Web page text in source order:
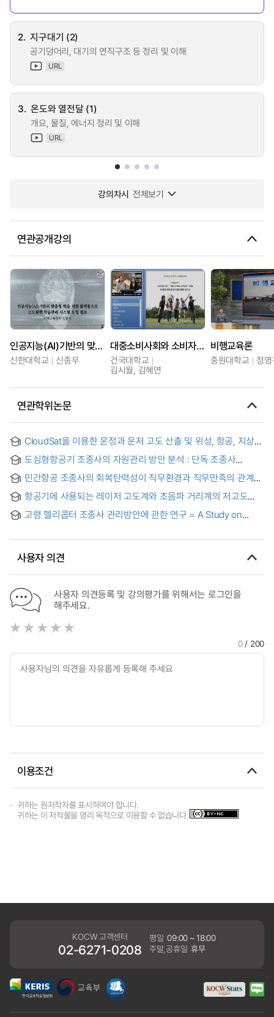
2. 지구대기 (2)
공기덩어리, 대기의 연직구조 등 정리 및 이해
URL
3. 온도와 열전달 (1)
개요, 물질, 에너지 정리 및 이해
URL
강의차시 전체보기
연관공개강의
인공지능(AI)기반의 맞춤형 학습 지원 플랫폼으로 고도화된 학습관리 시스템 도입 필요
신한대학교 신종우
대중소비사회와 소비자교육
건국대학교
김시월, 김혜연
비행교육론
중원대학교 정
연관학위논문
CloudSat을 이용한 운정과 운저 고도 산출 및 위성, 항공, 지상
도심형항공기 조종사의 자원관리 방안 분석 : 단독 조종사
Management Strategies for Urban Air Mobility Pilots :
Focusing on Single-Pilot Resource Management
Components
민간항공 조종사의 회복탄력성이 직무환경과 직무만족의 관계에
on the Relationship between Job Environment and Job
Satisfaction
항공기에 사용되는 레이저 고도계와 초음파 거리계의 저고도
Measurement Algorithm using a Laser Altimeter and an
고령 헬리콥터 조종사 관리방안에 관한 연구 = A Study on
사용자 의견
사용자 의견등록 및 강의평가를 위해서는 로그인을
해주세요.
0/ 200
이용조건
귀하는 원저작자를 표시하여야 합니다.
귀하는 이 저작물을 영리 목적으로 이용할 수 없습니다.
KOCW 고객센터
02-6271-0208
평일 09:00 ~ 18:00
주말,공휴일 휴무